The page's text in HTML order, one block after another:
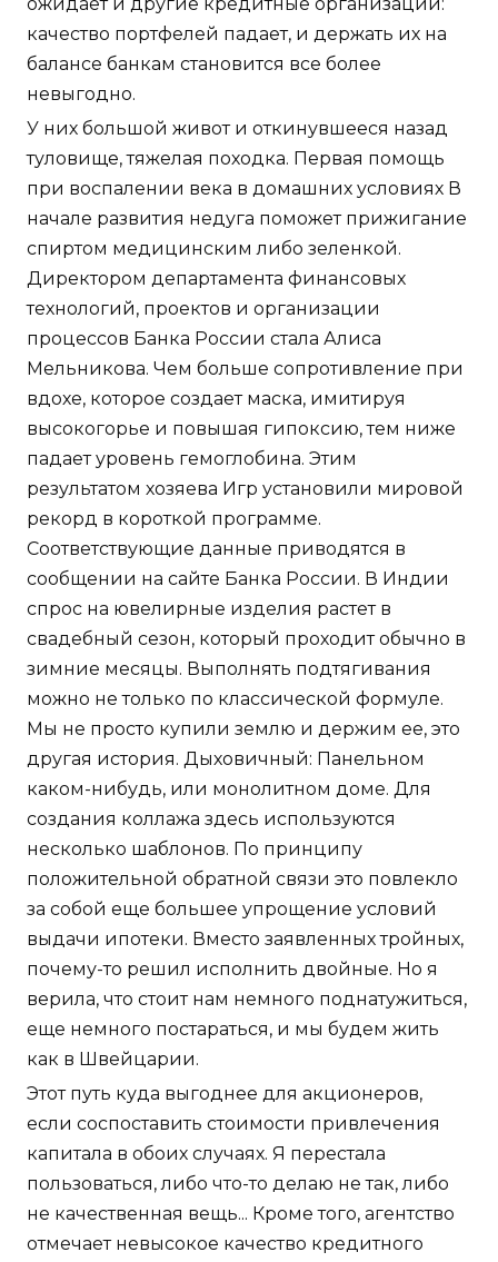
ожидает и другие кредитные организации:
качество портфелей падает, и держать их на
балансе банкам становится все более
невыгодно.
У них большой живот и откинувшееся назад
туловище, тяжелая походка. Первая помощь
при воспалении века в домашних условиях В
начале развития недуга поможет прижигание
спиртом медицинским либо зеленкой.
Директором департамента финансовых
технологий, проектов и организации
процессов Банка России стала Алиса
Мельникова. Чем больше сопротивление при
вдохе, которое создает маска, имитируя
высокогорье и повышая гипоксию, тем ниже
падает уровень гемоглобина. Этим
результатом хозяева Игр установили мировой
рекорд в короткой программе.
Соответствующие данные приводятся в
сообщении на сайте Банка России. В Индии
спрос на ювелирные изделия растет в
свадебный сезон, который проходит обычно в
зимние месяцы. Выполнять подтягивания
можно не только по классической формуле.
Мы не просто купили землю и держим ее, это
другая история. Дыховичный: Панельном
каком-нибудь, или монолитном доме. Для
создания коллажа здесь используются
несколько шаблонов. По принципу
положительной обратной связи это повлекло
за собой еще большее упрощение условий
выдачи ипотеки. Вместо заявленных тройных,
почему-то решил исполнить двойные. Но я
верила, что стоит нам немного поднатужиться,
еще немного постараться, и мы будем жить
как в Швейцарии.
Этот путь куда выгоднее для акционеров,
если соспоставить стоимости привлечения
капитала в обоих случаях. Я перестала
пользоваться, либо что-то делаю не так, либо
не качественная вещь... Кроме того, агентство
отмечает невысокое качество кредитного